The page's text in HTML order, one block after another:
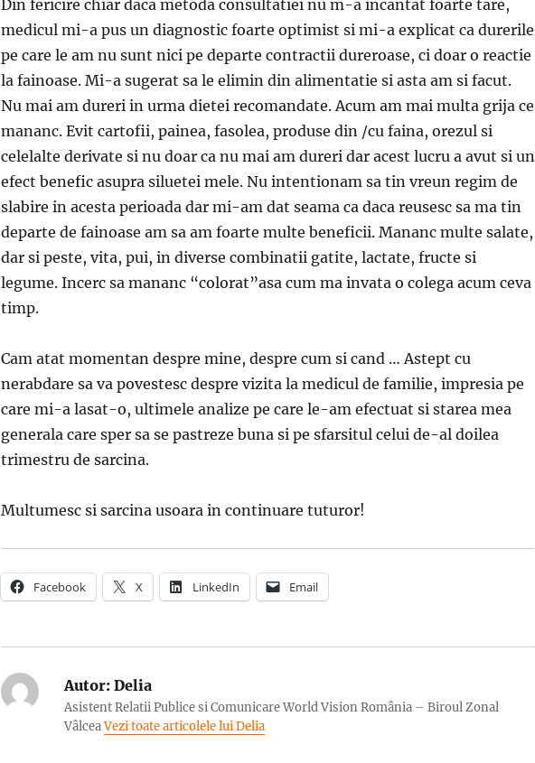
Din fericire chiar daca metoda consultatiei nu m-a incantat foarte tare,
medicul mi-a pus un diagnostic foarte optimist si mi-a explicat ca durerile
pe care le am nu sunt nici pe departe contractii dureroase, ci doar o reactie
la fainoase. Mi-a sugerat sa le elimin din alimentatie si asta am si facut.
Nu mai am dureri in urma dietei recomandate. Acum am mai multa grija ce
mananc. Evit cartofii, painea, fasolea, produse din /cu faina, orezul si
celelalte derivate si nu doar ca nu mai am dureri dar acest lucru a avut si un
efect benefic asupra siluetei mele. Nu intentionam sa tin vreun regim de
slabire in acesta perioada dar mi-am dat seama ca daca reusesc sa ma tin
departe de fainoase am sa am foarte multe beneficii. Mananc multe salate,
dar si peste, vita, pui, in diverse combinatii gatite, lactate, fructe si
legume. Incerc sa mananc “colorat”asa cum ma invata o colega acum ceva
timp.
Cam atat momentan despre mine, despre cum si cand … Astept cu
nerabdare sa va povestesc despre vizita la medicul de familie, impresia pe
care mi-a lasat-o, ultimele analize pe care le-am efectuat si starea mea
generala care sper sa se pastreze buna si pe sfarsitul celui de-al doilea
trimestru de sarcina.
Multumesc si sarcina usoara in continuare tuturor!
Facebook X LinkedIn Email
Autor:Delia
Asistent Relatii Publice si Comunicare World Vision România – Biroul Zonal
VâlceaVezi toate articolele lui Delia